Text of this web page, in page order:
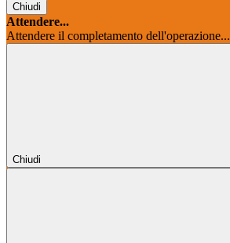
Chiudi
Attendere...
Attendere il completamento dell'operazione...
Chiudi